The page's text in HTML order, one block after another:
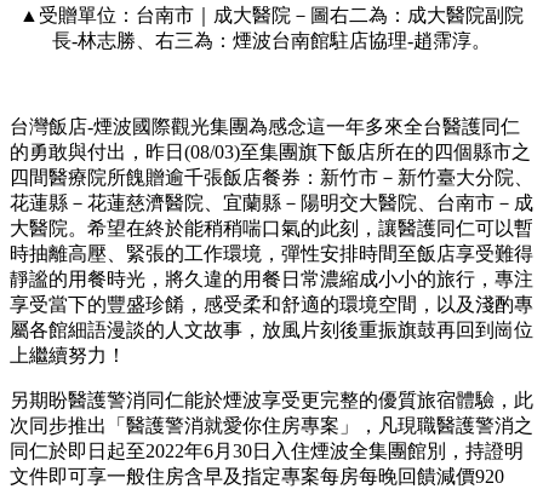
▲受贈單位：台南市｜成大醫院－圖右二為：成大醫院副院
長-林志勝、右三為：煙波台南館駐店協理-趙霈淳。
台灣飯店-煙波國際觀光集團為感念這一年多來全台醫護同仁
的勇敢與付出，昨日(08/03)至集團旗下飯店所在的四個縣市之
四間醫療院所餽贈逾千張飯店餐券：新竹市－新竹臺大分院、
花蓮縣－花蓮慈濟醫院、宜蘭縣－陽明交大醫院、台南市－成
大醫院。希望在終於能稍稍喘口氣的此刻，讓醫護同仁可以暫
時抽離高壓、緊張的工作環境，彈性安排時間至飯店享受難得
靜謐的用餐時光，將久違的用餐日常濃縮成小小的旅行，專注
享受當下的豐盛珍餚，感受柔和舒適的環境空間，以及淺酌專
屬各館細語漫談的人文故事，放風片刻後重振旗鼓再回到崗位
上繼續努力！
另期盼醫護警消同仁能於煙波享受更完整的優質旅宿體驗，此
次同步推出「醫護警消就愛你住房專案」，凡現職醫護警消之
同仁於即日起至2022年6月30日入住煙波全集團館別，持證明
文件即可享一般住房含早及指定專案每房每晚回饋減價920